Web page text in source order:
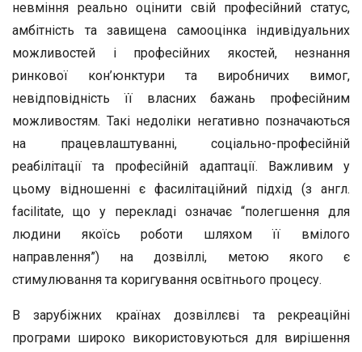
невміння реально оцінити свій професійний статус,
амбітність та завищена самооцінка індивідуальних
можливостей і професійних якостей, незнання
ринкової кон’юнктури та виробничих вимог,
невідповідність її власних бажань професійним
можливостям. Такі недоліки негативно позначаються
на працевлаштуванні, соціально-професійній
реабілітації та професійній адаптації. Важливим у
цьому відношенні є фасилітаційний підхід (з англ.
facilitate, що у перекладі означає “полегшення для
людини якоїсь роботи шляхом її вмілого
направлення”) на дозвіллі, метою якого є
стимулювання та коригування освітнього процесу.
В зарубіжних країнах дозвіллєві та рекреаційні
програми широко використовуються для вирішення